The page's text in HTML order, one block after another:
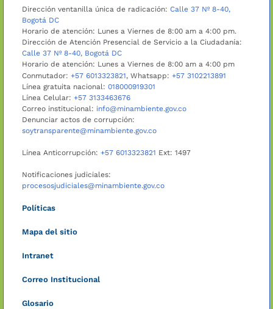
Dirección ventanilla única de radicación: Calle 37 Nº 8-40,
Bogotá DC
Horario de atención: Lunes a Viernes de 8:00 am a 4:00 pm.
Dirección de Atención Presencial de Servicio a la Ciudadanía:
Calle 37 Nº 8-40, Bogotá DC
Horario de atención: Lunes a Viernes de 8:00 am a 4:00 pm
Conmutador: +57 6013323821, Whatsapp: +57 3102213891
Línea gratuita nacional: 018000919301
Línea Celular: +57 3133463676
Correo institucional: info@minambiente.gov.co
Denunciar actos de corrupción:
soytransparente@minambiente.gov.co
Línea Anticorrupción: +57 6013323821 Ext: 1497
Notificaciones judiciales:
procesosjudiciales@minambiente.gov.co
Políticas
Mapa del sitio
Intranet
Correo Institucional
Glosario